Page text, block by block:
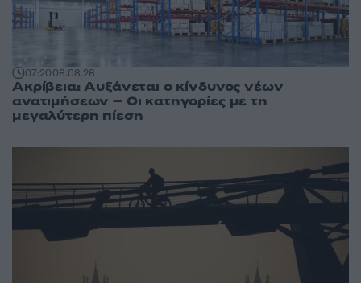
07:2006.08.26
Ακρίβεια: Αυξάνεται ο κίνδυνος νέων
ανατιμήσεων – Οι κατηγορίες με τη
μεγαλύτερη πίεση